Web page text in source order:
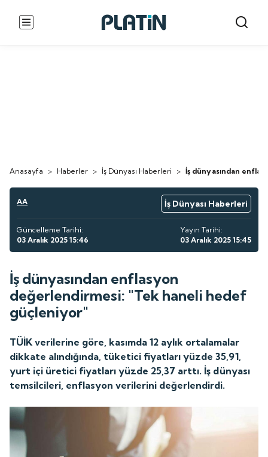
Anasayfa > Haberler > İş Dünyası Haberleri > İş dünyasından
AA İş Dünyası Haberleri
Güncelleme Tarihi:
03 Aralık 2025 15:46
Yayın Tarihi:
03 Aralık 2025 15:45
İş dünyasından enflasyon
değerlendirmesi: "Tek haneli hedef
güçleniyor"
TÜİK verilerine göre, kasımda 12 aylık ortalamalar
dikkate alındığında, tüketici fiyatları yüzde 35,91,
yurt içi üretici fiyatları yüzde 25,37 arttı. İş dünyası
temsilcileri, enflasyon verilerini değerlendirdi.